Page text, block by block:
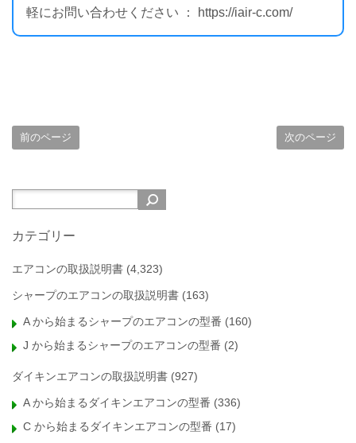
軽にお問い合わせください ： https://iair-c.com/
前のページ 次のページ
カテゴリー
エアコンの取扱説明書 (4,323)
シャープのエアコンの取扱説明書 (163)
A から始まるシャープのエアコンの型番 (160)
J から始まるシャープのエアコンの型番 (2)
ダイキンエアコンの取扱説明書 (927)
A から始まるダイキンエアコンの型番 (336)
C から始まるダイキンエアコンの型番 (17)